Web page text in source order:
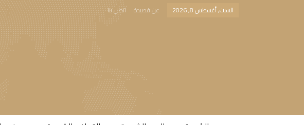
السبت, أغسطس 8, 2026 عن قصيدة اتصل بنا